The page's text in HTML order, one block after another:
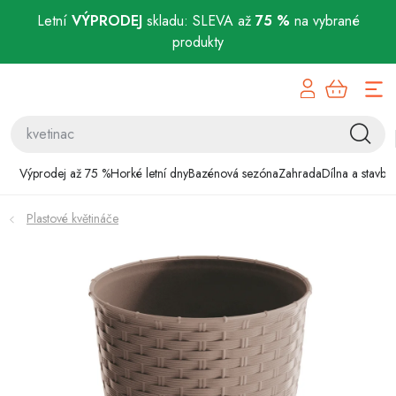
Letní VÝPRODEJskladu: SLEVA až 75 % na vybrané
produkty
Výprodej až 75 %Horké letní dnyBazénová sezónaZahradaDílna a stavba
Bazénová sezóna
Zahrada
Dílna a stavba
Domácnost
Chovatelské potřeby
Plastové květináče